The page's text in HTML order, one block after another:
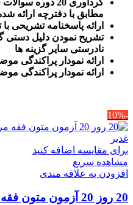
مطابق با دفترچه
ارائه پاسخنامه تشریحی
تشریح نمودن دلیل دستی
نادرستی سایر گزینه ها
ارائه نمودار پراکندگی
رائه نمودار پراکندگی
-10%
برای مقایسه اضافه کنید
مشاهده سریع
افزودن به علاقه مندی
20 روز 20 آزمون متون فقه مرکز وکلا-سینجلی